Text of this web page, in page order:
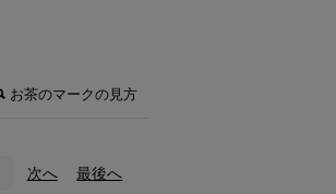
お茶のマークの見方
次へ 最後へ